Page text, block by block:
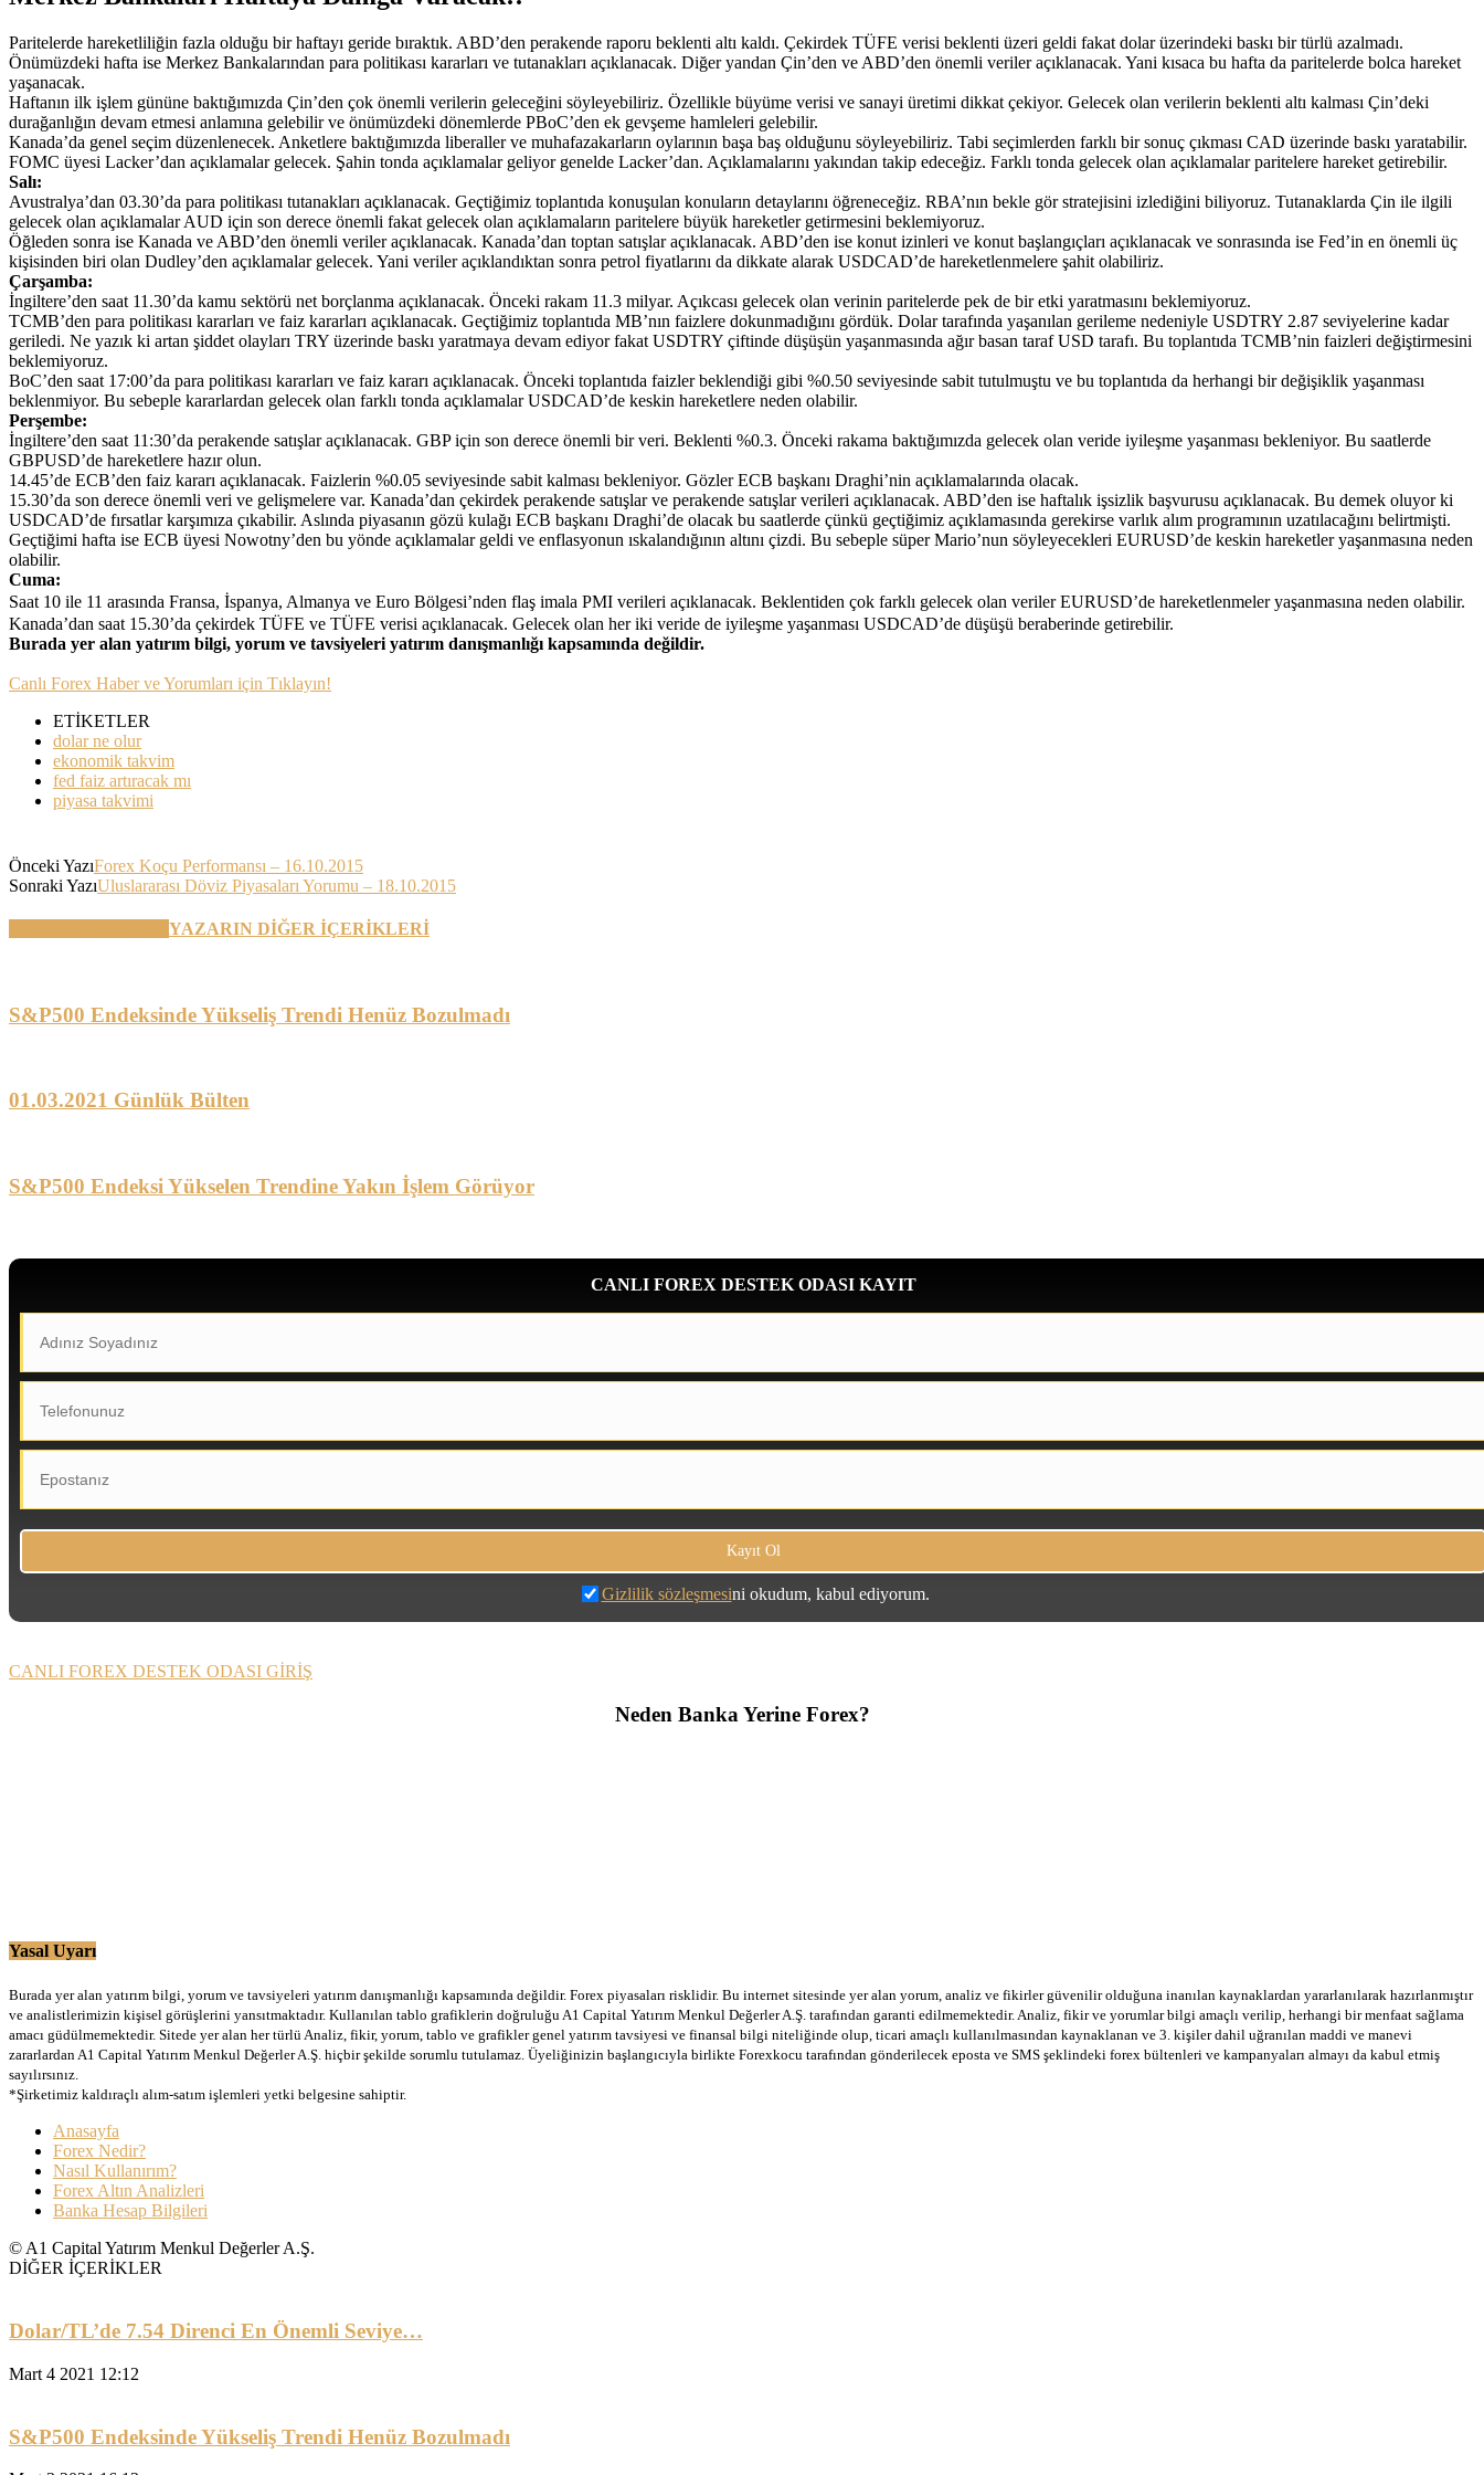
Paritelerde hareketliliğin fazla olduğu bir haftayı geride bıraktık. ABD’den perakende raporu beklenti altı kaldı. Çekirdek TÜFE verisi beklenti üzeri geldi fakat dolar üzerindeki baskı bir türlü azalmadı.
Önümüzdeki hafta ise Merkez Bankalarından para politikası kararları ve tutanakları açıklanacak. Diğer yandan Çin’den ve ABD’den önemli veriler açıklanacak. Yani kısaca bu hafta da paritelerde bolca hareket
yaşanacak.
Haftanın ilk işlem gününe baktığımızda Çin’den çok önemli verilerin geleceğini söyleyebiliriz. Özellikle büyüme verisi ve sanayi üretimi dikkat çekiyor. Gelecek olan verilerin beklenti altı kalması Çin’deki
durağanlığın devam etmesi anlamına gelebilir ve önümüzdeki dönemlerde PBoC’den ek gevşeme hamleleri gelebilir.
Kanada’da genel seçim düzenlenecek. Anketlere baktığımızda liberaller ve muhafazakarların oylarının başa baş olduğunu söyleyebiliriz. Tabi seçimlerden farklı bir sonuç çıkması CAD üzerinde baskı yaratabilir.
FOMC üyesi Lacker’dan açıklamalar gelecek. Şahin tonda açıklamalar geliyor genelde Lacker’dan. Açıklamalarını yakından takip edeceğiz. Farklı tonda gelecek olan açıklamalar paritelere hareket getirebilir.
Salı:
Avustralya’dan 03.30’da para politikası tutanakları açıklanacak. Geçtiğimiz toplantıda konuşulan konuların detaylarını öğreneceğiz. RBA’nın bekle gör stratejisini izlediğini biliyoruz. Tutanaklarda Çin ile ilgili
gelecek olan açıklamalar AUD için son derece önemli fakat gelecek olan açıklamaların paritelere büyük hareketler getirmesini beklemiyoruz.
Öğleden sonra ise Kanada ve ABD’den önemli veriler açıklanacak. Kanada’dan toptan satışlar açıklanacak. ABD’den ise konut izinleri ve konut başlangıçları açıklanacak ve sonrasında ise Fed’in en önemli üç
kişisinden biri olan Dudley’den açıklamalar gelecek. Yani veriler açıklandıktan sonra petrol fiyatlarını da dikkate alarak USDCAD’de hareketlenmelere şahit olabiliriz.
Çarşamba:
İngiltere’den saat 11.30’da kamu sektörü net borçlanma açıklanacak. Önceki rakam 11.3 milyar. Açıkcası gelecek olan verinin paritelerde pek de bir etki yaratmasını beklemiyoruz.
TCMB’den para politikası kararları ve faiz kararları açıklanacak. Geçtiğimiz toplantıda MB’nın faizlere dokunmadığını gördük. Dolar tarafında yaşanılan gerileme nedeniyle USDTRY 2.87 seviyelerine kadar
geriledi. Ne yazık ki artan şiddet olayları TRY üzerinde baskı yaratmaya devam ediyor fakat USDTRY çiftinde düşüşün yaşanmasında ağır basan taraf USD tarafı. Bu toplantıda TCMB’nin faizleri değiştirmesini
beklemiyoruz.
BoC’den saat 17:00’da para politikası kararları ve faiz kararı açıklanacak. Önceki toplantıda faizler beklendiği gibi %0.50 seviyesinde sabit tutulmuştu ve bu toplantıda da herhangi bir değişiklik yaşanması
beklenmiyor. Bu sebeple kararlardan gelecek olan farklı tonda açıklamalar USDCAD’de keskin hareketlere neden olabilir.
Perşembe:
İngiltere’den saat 11:30’da perakende satışlar açıklanacak. GBP için son derece önemli bir veri. Beklenti %0.3. Önceki rakama baktığımızda gelecek olan veride iyileşme yaşanması bekleniyor. Bu saatlerde
GBPUSD’de hareketlere hazır olun.
14.45’de ECB’den faiz kararı açıklanacak. Faizlerin %0.05 seviyesinde sabit kalması bekleniyor. Gözler ECB başkanı Draghi’nin açıklamalarında olacak.
15.30’da son derece önemli veri ve gelişmelere var. Kanada’dan çekirdek perakende satışlar ve perakende satışlar verileri açıklanacak. ABD’den ise haftalık işsizlik başvurusu açıklanacak. Bu demek oluyor ki
USDCAD’de fırsatlar karşımıza çıkabilir. Aslında piyasanın gözü kulağı ECB başkanı Draghi’de olacak bu saatlerde çünkü geçtiğimiz açıklamasında gerekirse varlık alım programının uzatılacağını belirtmişti.
Geçtiğimi hafta ise ECB üyesi Nowotny’den bu yönde açıklamalar geldi ve enflasyonun ıskalandığının altını çizdi. Bu sebeple süper Mario’nun söyleyecekleri EURUSD’de keskin hareketler yaşanmasına neden
olabilir.
Cuma:
Saat 10 ile 11 arasında Fransa, İspanya, Almanya ve Euro Bölgesi’nden flaş imala PMI verileri açıklanacak. Beklentiden çok farklı gelecek olan veriler EURUSD’de hareketlenmeler yaşanmasına neden olabilir.
Kanada’dan saat 15.30’da çekirdek TÜFE ve TÜFE verisi açıklanacak. Gelecek olan her iki veride de iyileşme yaşanması USDCAD’de düşüşü beraberinde getirebilir.
Burada yer alan yatırım bilgi, yorum ve tavsiyeleri yatırım danışmanlığı kapsamında değildir.
Canlı Forex Haber ve Yorumları için Tıklayın!
ETİKETLER
dolar ne olur
ekonomik takvim
fed faiz artıracak mı
piyasa takvimi
Önceki YazıForex Koçu Performansı – 16.10.2015
Sonraki YazıUluslararası Döviz Piyasaları Yorumu – 18.10.2015
YAZARIN DİĞER İÇERİKLERİ
S&P500 Endeksinde Yükseliş Trendi Henüz Bozulmadı
01.03.2021 Günlük Bülten
S&P500 Endeksi Yükselen Trendine Yakın İşlem Görüyor
CANLI FOREX DESTEK ODASI KAYIT
Gizlilik sözleşmesini okudum, kabul ediyorum.
CANLI FOREX DESTEK ODASI GİRİŞ
Neden Banka Yerine Forex?
Yasal Uyarı
Burada yer alan yatırım bilgi, yorum ve tavsiyeleri yatırım danışmanlığı kapsamında değildir. Forex piyasaları risklidir. Bu internet sitesinde yer alan yorum, analiz ve fikirler güvenilir olduğuna inanılan kaynaklardan yararlanılarak hazırlanmıştır
ve analistlerimizin kişisel görüşlerini yansıtmaktadır. Kullanılan tablo grafiklerin doğruluğu A1 Capital Yatırım Menkul Değerler A.Ş. tarafından garanti edilmemektedir. Analiz, fikir ve yorumlar bilgi amaçlı verilip, herhangi bir menfaat sağlama
amacı güdülmemektedir. Sitede yer alan her türlü Analiz, fikir, yorum, tablo ve grafikler genel yatırım tavsiyesi ve finansal bilgi niteliğinde olup, ticari amaçlı kullanılmasından kaynaklanan ve 3. kişiler dahil uğranılan maddi ve manevi
zararlardan A1 Capital Yatırım Menkul Değerler A.Ş. hiçbir şekilde sorumlu tutulamaz. Üyeliğinizin başlangıcıyla birlikte Forexkocu tarafından gönderilecek eposta ve SMS şeklindeki forex bültenleri ve kampanyaları almayı da kabul etmiş
sayılırsınız.
*Şirketimiz kaldıraçlı alım-satım işlemleri yetki belgesine sahiptir.
Anasayfa
Forex Nedir?
Nasıl Kullanırım?
Forex Altın Analizleri
Banka Hesap Bilgileri
© A1 Capital Yatırım Menkul Değerler A.Ş.
DİĞER İÇERİKLER
Dolar/TL’de 7.54 Direnci En Önemli Seviye…
Mart 4 2021 12:12
S&P500 Endeksinde Yükseliş Trendi Henüz Bozulmadı